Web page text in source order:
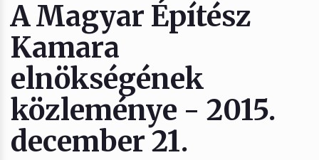
A Magyar Építész
Kamara
elnökségének
közleménye - 2015.
december 21.